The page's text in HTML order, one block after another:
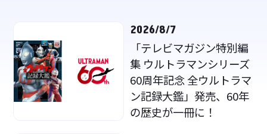
2026/8/7
「テレビマガジン特別編
集 ウルトラマンシリーズ
60周年記念 全ウルトラマ
ン記録大鑑」発売、60年
の歴史が一冊に！